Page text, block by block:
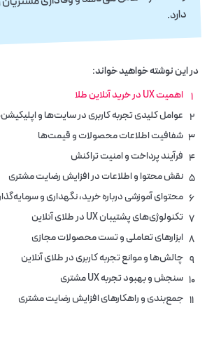
دارد.
در این نوشته خواهید خواند:
۱ اهمیت UX در خرید آنلاین طلا
۲ عوامل کلیدی تجربه کاربری در سایت‌ها و
۳ شفافیت اطلاعات محصولات و قیمت‌ها
۴ فرآیند پرداخت و امنیت تراکنش
۵ نقش محتوا و اطلاعات در افزایش رضایت مشتری
۶ محتوای آموزشی درباره خرید، نگهداری و
۷ تکنولوژی‌های پشتیبان UX در طلای آنلاین
۸ ابزارهای تعاملی و تست محصولات مجازی
۹ چالش‌ها و موانع تجربه کاربری در طلای آنلاین
۱۰ سنجش و بهبود تجربه UX مشتری
۱۱ جمع‌بندی و راهکارهای افزایش رضایت مشتری